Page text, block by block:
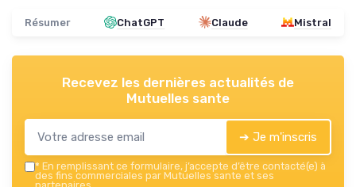
Résumer ChatGPT Claude Mistral
Recevez les dernières actualités de
Mutuelles sante
➔ Je m'inscris
* En remplissant ce formulaire, j’accepte d’être contacté(e) à
des fins commerciales par Mutuelles sante et ses